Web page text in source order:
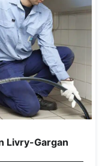
Livry-Gargan